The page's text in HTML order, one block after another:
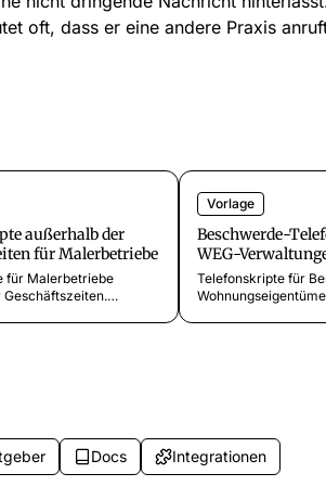
oft, dass er eine andere Praxis
außerhalb der
für Malerbetriebe
für Malerbetriebe
Geschäftszeiten.
Vorlage
Beschwerde-
WEG-
Telefonskripte für
Docs Integrationen